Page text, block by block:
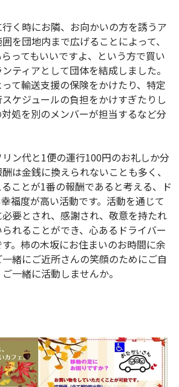
く時にお隣、お向かいの方を誘うア
を団地内まで広げることによって、
ってもいいですよ、という方で買い
ティアとして団体を結成しました。
て輸送支援の保険をかけたり、特定
ケジュールの負担をかけすぎたりし
処を別のメンバーが担当するなど分
ン代と1便の運行100円のお礼しか分
は金銭に換えられないことも多く、
ことが1番の報酬であると考える、ド
福度が高い活動です。活動を通じて
要とされ、感謝され、敬意を持たれ
れることができ、心あるドライバー
。柿の木坂にお住まいのお時間に余
緒にご近所さんの笑顔のためにご自
一緒に活動しませんか。